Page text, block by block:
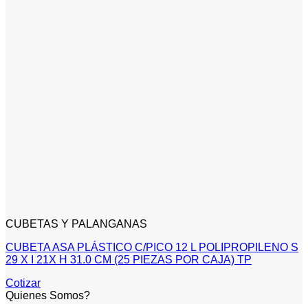
CUBETAS Y PALANGANAS
CUBETA ASA PLÁSTICO C/PICO 12 L POLIPROPILENO S
29 X I 21X H 31.0 CM (25 PIEZAS POR CAJA) TP
Cotizar
Quienes Somos?